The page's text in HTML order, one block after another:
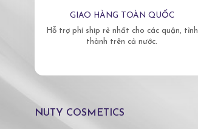
GIAO HÀNG TOÀN QUỐC
Hỗ trợ phí ship rẻ nhất cho các quận, tỉnh
thành trên cả nước.
NUTY COSMETICS